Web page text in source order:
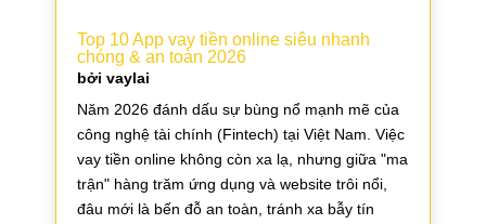
Top 10 App vay tiền online siêu nhanh
chóng & an toàn 2026
bởi vaylai
Năm 2026 đánh dấu sự bùng nổ mạnh mẽ của
công nghệ tài chính (Fintech) tại Việt Nam. Việc
vay tiền online không còn xa lạ, nhưng giữa "ma
trận" hàng trăm ứng dụng và website trôi nổi,
đâu mới là bến đỗ an toàn, tránh xa bẫy tín